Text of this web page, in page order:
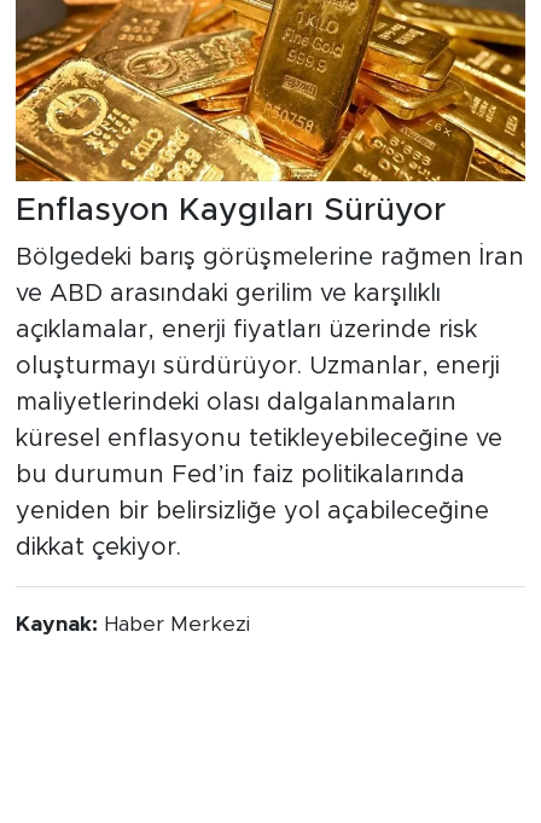
Enflasyon Kaygıları Sürüyor
Bölgedeki barış görüşmelerine rağmen İran
ve ABD arasındaki gerilim ve karşılıklı
açıklamalar, enerji fiyatları üzerinde risk
oluşturmayı sürdürüyor. Uzmanlar, enerji
maliyetlerindeki olası dalgalanmaların
küresel enflasyonu tetikleyebileceğine ve
bu durumun Fed’in faiz politikalarında
yeniden bir belirsizliğe yol açabileceğine
dikkat çekiyor.
Kaynak: Haber Merkezi